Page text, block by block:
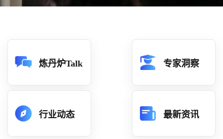
品牌数据
店铺数据
分析
炼丹炉Talk 专家洞察
行业动态 最新资讯